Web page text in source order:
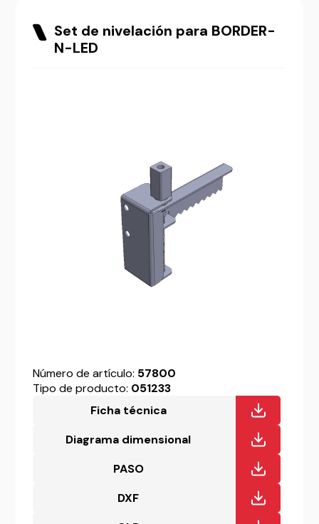
Set de nivelación para BORDER-
N-LED
Número de artículo: 57800
Tipo de producto: 051233
Ficha técnica
Diagrama dimensional
PASO
DXF